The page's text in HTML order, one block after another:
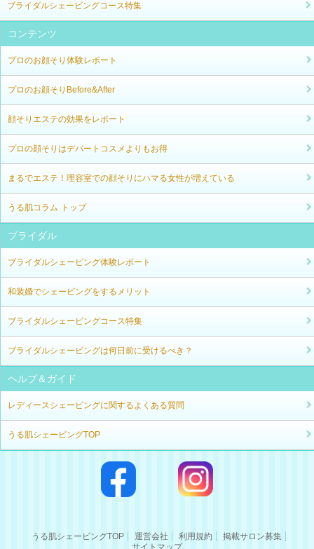
ブライダルシェービングコース特集
コンテンツ
プロのお顔そり体験レポート
プロのお顔そりBefore&After
顔そりエステの効果をレポート
プロの顔そりはデパートコスメよりもお得
まるでエステ！理容室での顔そりにハマる女性が増えている
うる肌コラム トップ
ブライダル
ブライダルシェービング体験レポート
和装婚でシェービングをするメリット
ブライダルシェービングコース特集
ブライダルシェービングは何日前に受けるべき？
ヘルプ＆ガイド
レディースシェービングに関するよくある質問
うる肌シェービングTOP
うる肌シェービングTOP 運営会社 利用規約
掲載サロン募集
サイトマップ